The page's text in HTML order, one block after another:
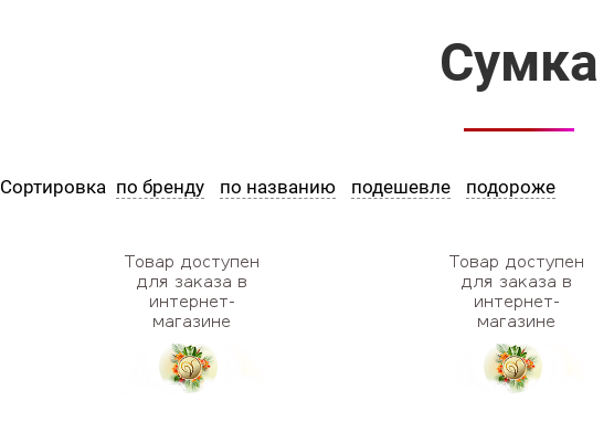
Сумка
Сортировка по бренду по названию подешевле подороже